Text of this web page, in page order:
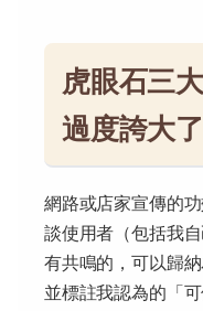
虎眼石三
過度誇大
網路或店家宣傳的
談使用者（包括我
有共鳴的，可以歸
並標註我認為的「可